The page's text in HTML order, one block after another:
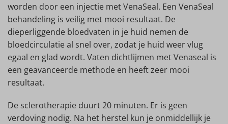
worden door een injectie met VenaSeal. Een VenaSeal
behandeling is veilig met mooi resultaat. De
dieperliggende bloedvaten in je huid nemen de
bloedcirculatie al snel over, zodat je huid weer vlug
egaal en glad wordt. Vaten dichtlijmen met Venaseal is
een geavanceerde methode en heeft zeer mooi
resultaat.
De sclerotherapie duurt 20 minuten. Er is geen
verdoving nodig. Na het herstel kun je onmiddellijk je